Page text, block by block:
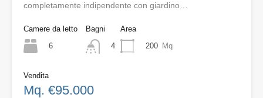
completamente indipendente con giardino…
Camere da letto
6
Bagni
4
Area
200 Mq
Vendita
Mq. €95.000